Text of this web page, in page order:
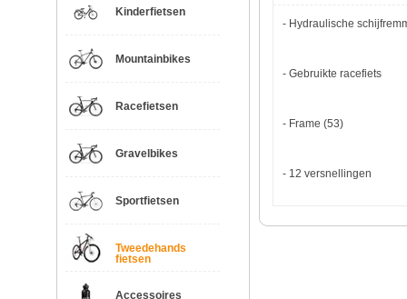
Kinderfietsen
Mountainbikes
Racefietsen
Gravelbikes
Sportfietsen
Tweedehands
fietsen
Accessoires
- Hydraulische
- Gebruikte racefiets
- Frame (53)
- 12 versnellingen